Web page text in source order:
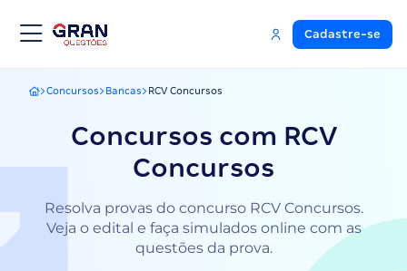
Cadastre-se
Gran Questões
Concursos Bancas RCV Concursos
Concursos com RCV
Concursos
Resolva provas do concurso RCV Concursos.
Veja o edital e faça simulados online com as
questões da prova.